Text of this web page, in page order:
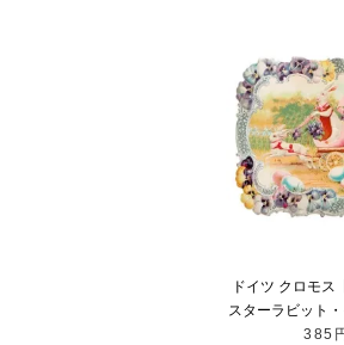
ドイツ クロモス
スターラビット
385